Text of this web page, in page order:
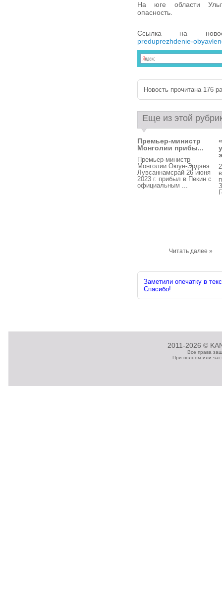
На юге области
опасность.
Ссылка на
preduprezhdenie-
Новость прочитана 176
Еще из этой
Премьер-министр
Монголии прибы...
Премьер-министр
Монголии Оюун-Эрдэнэ
Лувсаннамсрай 26 июня
2023 г. прибыл в Пекин с
официальным ...
Читать далее »
Заметили опечатку в
Спасибо!
2011-2026 ©
Все права
При полном или